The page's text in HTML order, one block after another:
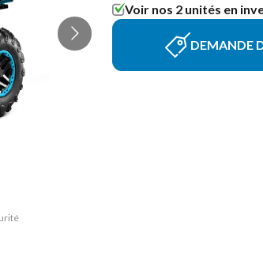
Voir nos 2 unités en
DEMANDE